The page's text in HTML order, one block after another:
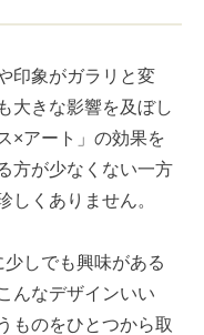
印象がガラリと変
大きな影響を及ぼし
×アート」の効果を
方が少なくない一方
しくありません。
しでも興味がある
んなデザインいい
ものをひとつから取